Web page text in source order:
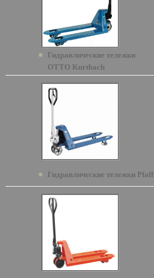
Гидравлические тележки
OTTO Kurtbach
Гидравлические тележки Pfaff